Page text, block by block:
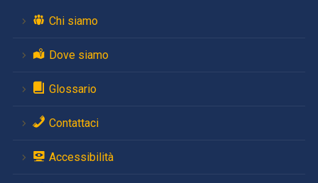
Chi siamo
Dove siamo
Glossario
Contattaci
Accessibilità